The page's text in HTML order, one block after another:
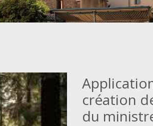
création
du